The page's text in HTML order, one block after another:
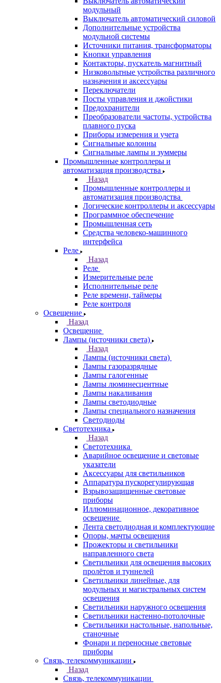
модульный
Выключатель автоматический силовой
Дополнительные устройства
модульной системы
Источники питания, трансформаторы
Кнопки управления
Контакторы, пускатель магнитный
Низковольтные устройства различного
назначения и аксессуары
Переключатели
Посты управления и джойстики
Предохранители
Преобразователи частоты, устройства
плавного пуска
Приборы измерения и учета
Сигнальные колонны
Сигнальные лампы и зуммеры
Промышленные контроллеры и
автоматизация производства
Назад
Промышленные контроллеры и
автоматизация производства
Логические контроллеры и аксессуары
Программное обеспечение
Промышленная сеть
Средства человеко-машинного
интерфейса
Реле
Назад
Реле
Измерительные реле
Исполнительные реле
Реле времени, таймеры
Реле контроля
Освещение
Назад
Освещение
Лампы (источники света)
Назад
Лампы (источники света)
Лампы газоразрядные
Лампы галогенные
Лампы люминесцентные
Лампы накаливания
Лампы светодиодные
Лампы специального назначения
Светодиоды
Светотехника
Назад
Светотехника
Аварийное освещение и световые
указатели
Аксессуары для светильников
Аппаратура пускорегулирующая
Взрывозащищенные световые
приборы
Иллюминационное, декоративное
освещение
Лента светодиодная и комплектующие
Опоры, мачты освещения
Прожекторы и светильники
направленного света
Светильники для освещения высоких
пролётов и туннелей
Светильники линейные, для
модульных и магистральных систем
освещения
Светильники наружного освещения
Светильники настенно-потолочные
Светильники настольные, напольные,
станочные
Фонари и переносные световые
приборы
Связь, телекоммуникации
Назад
Связь, телекоммуникации